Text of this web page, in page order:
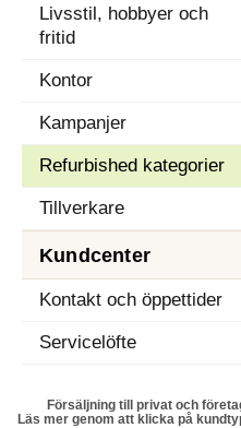
Livsstil, hobbyer och
fritid
Kontor
Kampanjer
Refurbished kategorier
Tillverkare
Kundcenter
Kontakt och öppettider
Servicelöfte
Försäljning till privat och
Läs mer genom att klicka på